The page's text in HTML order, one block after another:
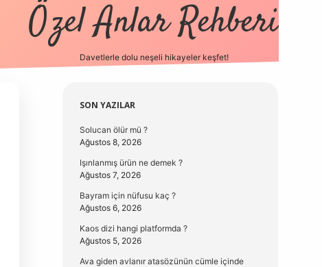
Özel Anlar Rehberi
Davetlerle dolu neşeli hikayeler keşfet!
Sidebar
SON YAZILAR
Solucan ölür mü ?
Ağustos 8, 2026
Işınlanmış ürün ne demek ?
Ağustos 7, 2026
Bayram için nüfusu kaç ?
Ağustos 6, 2026
Kaos dizi hangi platformda ?
Ağustos 5, 2026
Ava giden avlanır atasözünün cümle içinde